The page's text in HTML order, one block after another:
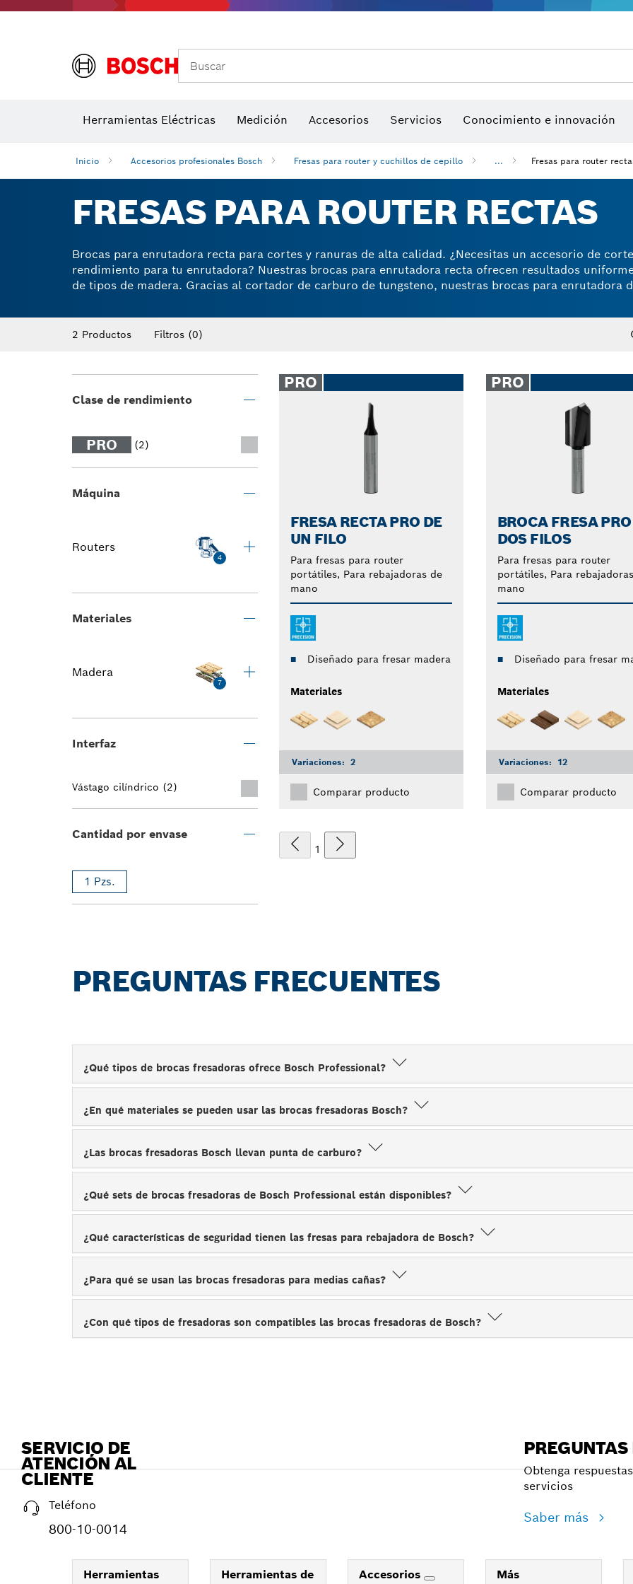
Buscar
Herramientas Eléctricas Medición Accesorios Servicios Conocimiento e innovación
Inicio Accesorios profesionales Bosch Fresas para router y cuchillos de cepillo ... Fresas para router
FRESAS PARA ROUTER RECTAS
Brocas para enrutadora recta para cortes y ranuras de alta calidad. ¿Necesitas un accesorio de
rendimiento para tu enrutadora? Nuestras brocas para enrutadora recta ofrecen resultados
de tipos de madera. Gracias al cortador de carburo de tungsteno, nuestras brocas para enrutadora
para enrutadora para evitar contragolpes reduciendo el grosor de las virutas de madera. Tienen
compatibles con todas las enrutadoras y son adecuados para fresar madera dura, madera blanda y
2 Productos Filtros (0)
Clase de rendimiento
PRO (2)
Máquina
Routers
4
Materiales
Madera
7
Interfaz
Vástago cilíndrico (2)
Cantidad por envase
1 Pzs.
PRO
FRESA RECTA PRO DE
UN FILO
Para fresas para router
portátiles, Para rebajadoras de
mano
Diseñado para fresar madera
Materiales
Variaciones: 2
Comparar producto
PRO
BROCA FRESA
DOS FILOS
Para fresas para router
portátiles, Para
mano
Diseñado para fresar
Materiales
Variaciones: 12
Comparar producto
1
PREGUNTAS FRECUENTES
¿Qué tipos de brocas fresadoras ofrece Bosch Professional?
¿En qué materiales se pueden usar las brocas fresadoras Bosch?
¿Las brocas fresadoras Bosch llevan punta de carburo?
¿Qué sets de brocas fresadoras de Bosch Professional están disponibles?
¿Qué características de seguridad tienen las fresas para rebajadora de Bosch?
¿Para qué se usan las brocas fresadoras para medias cañas?
¿Con qué tipos de fresadoras son compatibles las brocas fresadoras de Bosch?
SERVICIO DE
ATENCIÓN AL
CLIENTE
Teléfono
800-10-0014
Obtenga
servicios
Saber más
Herramientas
Herramientas de
Accesorios
Más